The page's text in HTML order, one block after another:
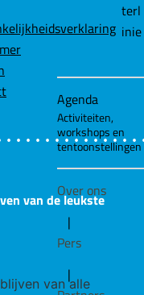
terl
inie
Agenda
Activiteiten,
workshops en
tentoonstellingen
Over ons
|
Pers
|
van de leukste
van alle